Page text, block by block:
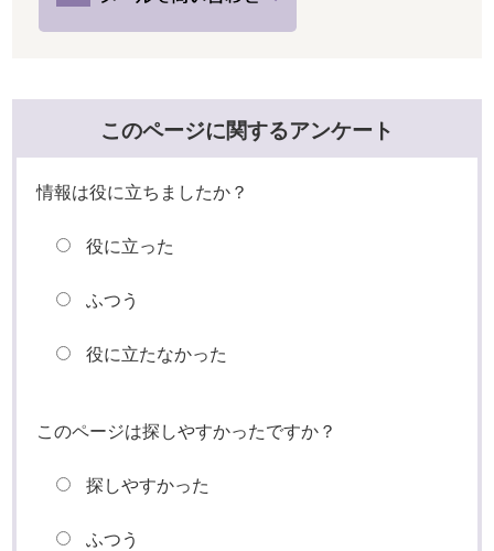
このページに関するアンケート
情報は役に立ちましたか？
役に立った
ふつう
役に立たなかった
このページは探しやすかったですか？
探しやすかった
ふつう